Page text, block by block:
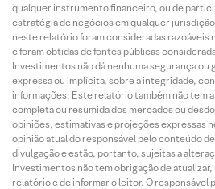
qualquer instrumento financeiro, ou de
estratégia de negócios em qualquer
neste relatório foram consideradas razoáveis
e foram obtidas de fontes públicas
Investimentos não dá nenhuma segurança ou
expressa ou implícita, sobre a integridade,
informações. Este relatório também não tem
completa ou resumida dos mercados ou
opiniões, estimativas e projeções expressas
opinião atual do responsável pelo conteúdo
divulgação e estão, portanto, sujeitas a
Investimentos não tem obrigação de
relatório e de informar o leitor. O responsável